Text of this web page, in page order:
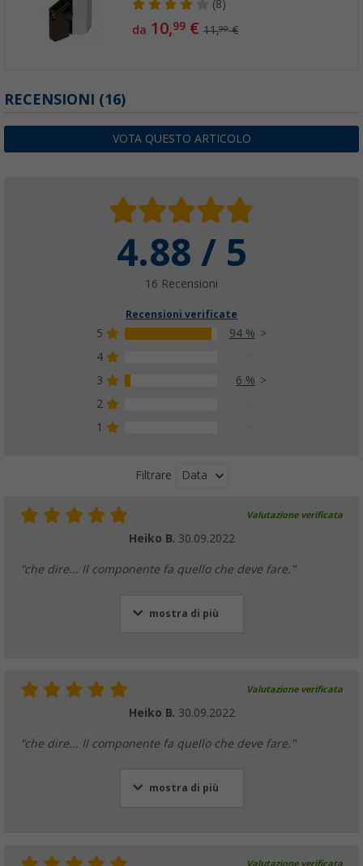
(8)
da 10,99 €11,99€
RECENSIONI (16)
VOTA QUESTO ARTICOLO
4.88 / 5
16 Recensioni
Recensioni verificate
5
94 %
4
3
6 %
2
1
Filtrare Data
Valutazione verificata
Heiko B. 30.09.2022
"che dire... Il componente fa quello che deve fare."
mostra di più
Valutazione verificata
Heiko B. 30.09.2022
"che dire... Il componente fa quello che deve fare."
mostra di più